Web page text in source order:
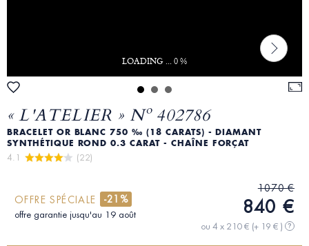
LOADING ... 0 %
« L'ATELIER » Nº 402786
BRACELET OR BLANC 750 ‰ (18 CARATS) - DIAMANT
SYNTHÉTIQUE ROND 0.3 CARAT - CHAÎNE FORÇAT
4.1 (22)
OFFRE SPÉCIALE -21%
offre garantie jusqu'au 19 août
1070 €
840 €
ou 4 x 210 € (+ 19 € ) ?